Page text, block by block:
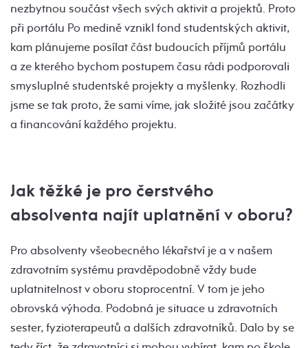
nezbytnou součást všech svých aktivit a projektů. Proto
při portálu Po medině vznikl fond studentských aktivit,
kam plánujeme posílat část budoucích příjmů portálu
a ze kterého bychom postupem času rádi podporovali
smysluplné studentské projekty a myšlenky. Rozhodli
jsme se tak proto, že sami víme, jak složité jsou začátky
a financování každého projektu.
Jak těžké je pro čerstvého
absolventa najít uplatnění v oboru?
Pro absolventy všeobecného lékařství je a v našem
zdravotním systému pravděpodobně vždy bude
uplatnitelnost v oboru stoprocentní. V tom je jeho
obrovská výhoda. Podobná je situace u zdravotních
sester, fyzioterapeutů a dalších zdravotníků. Dalo by se